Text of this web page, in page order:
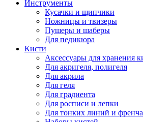
Инструменты
Кусачки и щипчики
Ножницы и твизеры
Пушеры и шаберы
Для педикюра
Кисти
Аксессуары для хранения
Для акригеля, полигеля
Для акрила
Для геля
Для градиента
Для росписи и лепки
Для тонких линий и френча